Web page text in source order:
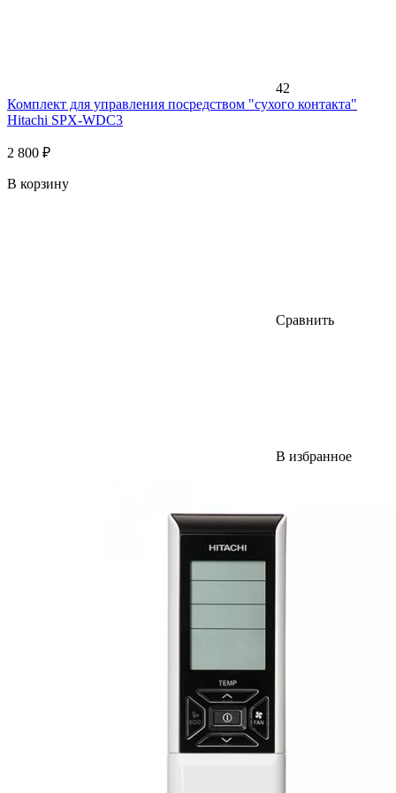
42
Комплект для управления посредством "сухого контакта"
Hitachi SPX-WDC3
2 800 ₽
В корзину
Сравнить
В избранное